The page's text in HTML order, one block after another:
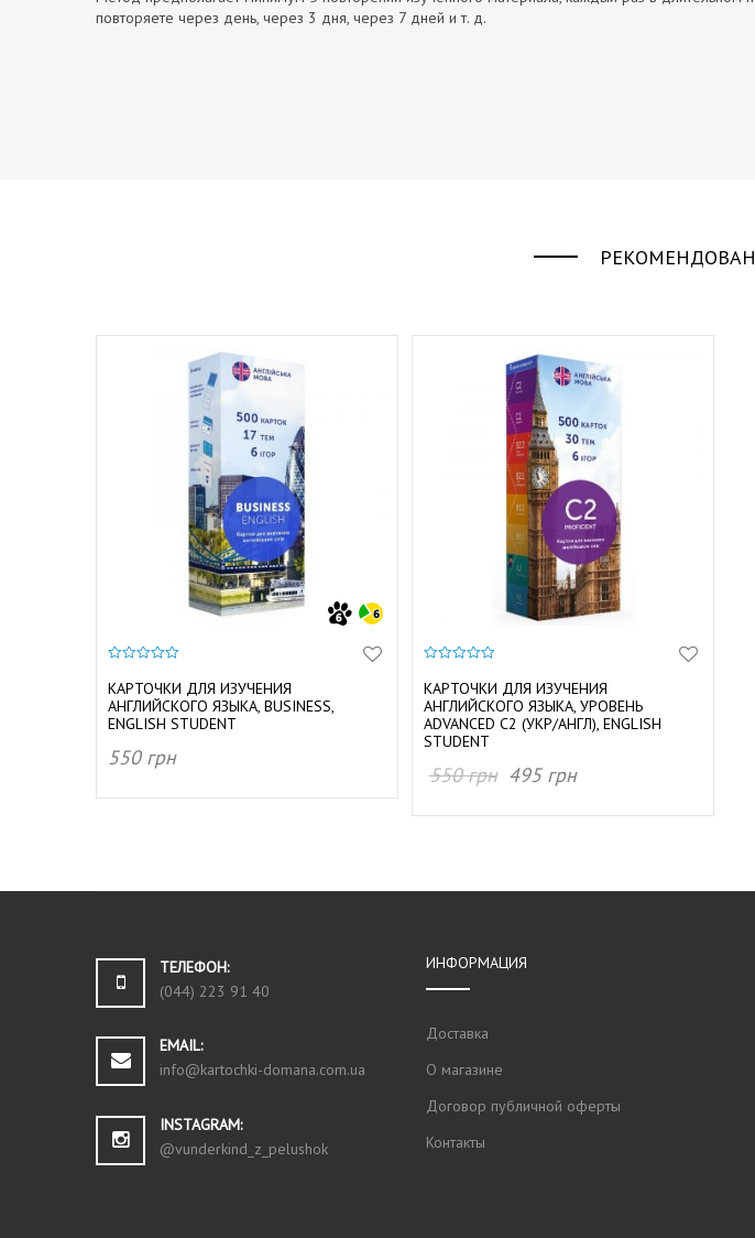
повторяете через день, через 3 дня, через 7 дней и т. д.
и
з
5
КАРТОЧКИ ДЛЯ ИЗУЧЕНИЯ
АНГЛИЙСКОГО ЯЗЫКА, BUSINESS,
ENGLISH STUDENT
550 грн
и
з
5
КАРТОЧКИ ДЛЯ ИЗУЧЕНИЯ
АНГЛИЙСКОГО ЯЗЫКА, УРОВЕНЬ
ADVANCED C2 (УКР/АНГЛ), ENGLISH
STUDENT
550грн 495 грн
ТЕЛЕФОН:
(044) 223 91 40
EMAIL:
info@kartochki-domana.com.ua
INSTAGRAM:
@vunderkind_z_pelushok
ИНФОРМАЦИЯ
Доставка
О магазине
Договор публичной оферты
Контакты